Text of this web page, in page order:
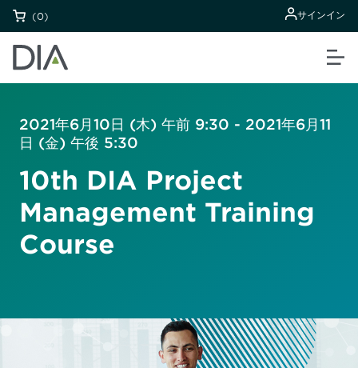
(0) サインイン
2021年6月10日 (木) 午前 9:30 - 2021年6月11
日 (金) 午後 5:30
10th DIA Project
Management Training
Course